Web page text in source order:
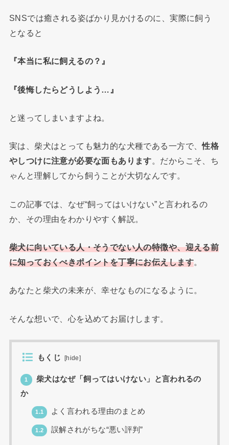
SNSでは癒される姿ばかり見かけるのに、実際に飼う
となると
『本当に私に飼えるの？』
『後悔したらどうしよう…』
と迷ってしまいますよね。
実は、柴犬はとっても魅力的な犬種である一方で、性格
やしつけに注意が必要な面もあります。だからこそ、ち
ゃんと理解してから飼うことが大切なんです。
この記事では、なぜ“飼ってはいけない”と言われるの
か、その理由をわかりやすく解説。
柴犬に向いている人・そうでない人の特徴や、迎える前
に知っておくべきポイントを丁寧にお伝えします。
あなたと柴犬の未来が、幸せなものになるように。
そんな想いで、心を込めてお届けします。
もくじ [hide]
1
柴犬はなぜ「飼ってはいけない」と言われるの
か
1.1 よく言われる理由のまとめ
1.2 誤解されがちな“悪い評判”